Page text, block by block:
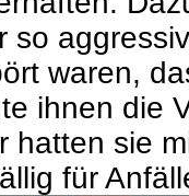
so
waren,
ihnen die
hatten sie
für